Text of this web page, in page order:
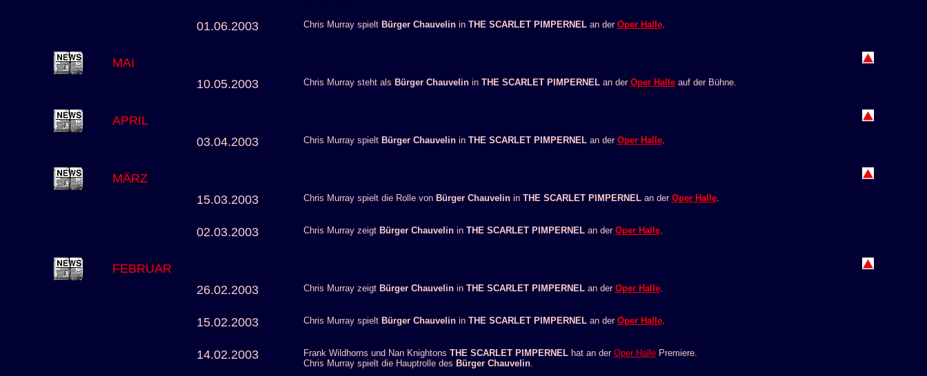
01.06.2003 Chris Murray spielt Bürger Chauvelinin THE SCARLET PIMPERNEL an der Oper Halle.
MAI
10.05.2003
Chris Murray steht als Bürger Chauvelinin THE SCARLET PIMPERNEL an der Oper Halleauf der Bühne.
APRIL
03.04.2003
Chris Murray spielt Bürger Chauvelinin THE SCARLET PIMPERNEL an der Oper Halle.
MÄRZ
15.03.2003
Chris Murray spielt die Rolle von Bürger Chauvelinin THE SCARLET PIMPERNEL an der Oper Halle.
02.03.2003 Chris Murray zeigt Bürger Chauvelinin THE SCARLET PIMPERNEL an der Oper Halle.
FEBRUAR
26.02.2003
Chris Murray zeigt Bürger Chauvelinin THE SCARLET PIMPERNEL an der Oper Halle.
15.02.2003 Chris Murray spielt Bürger Chauvelinin THE SCARLET PIMPERNEL an der Oper Halle.
14.02.2003 Frank Wildhorns und Nan Knightons THE SCARLET PIMPERNELhat an der Oper HallePremiere.
Chris Murray spielt die Hauptrolle des Bürger Chauvelin.